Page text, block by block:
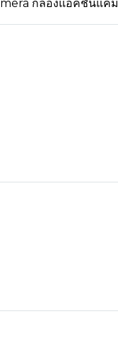
กล้องแอคชั่นแคม